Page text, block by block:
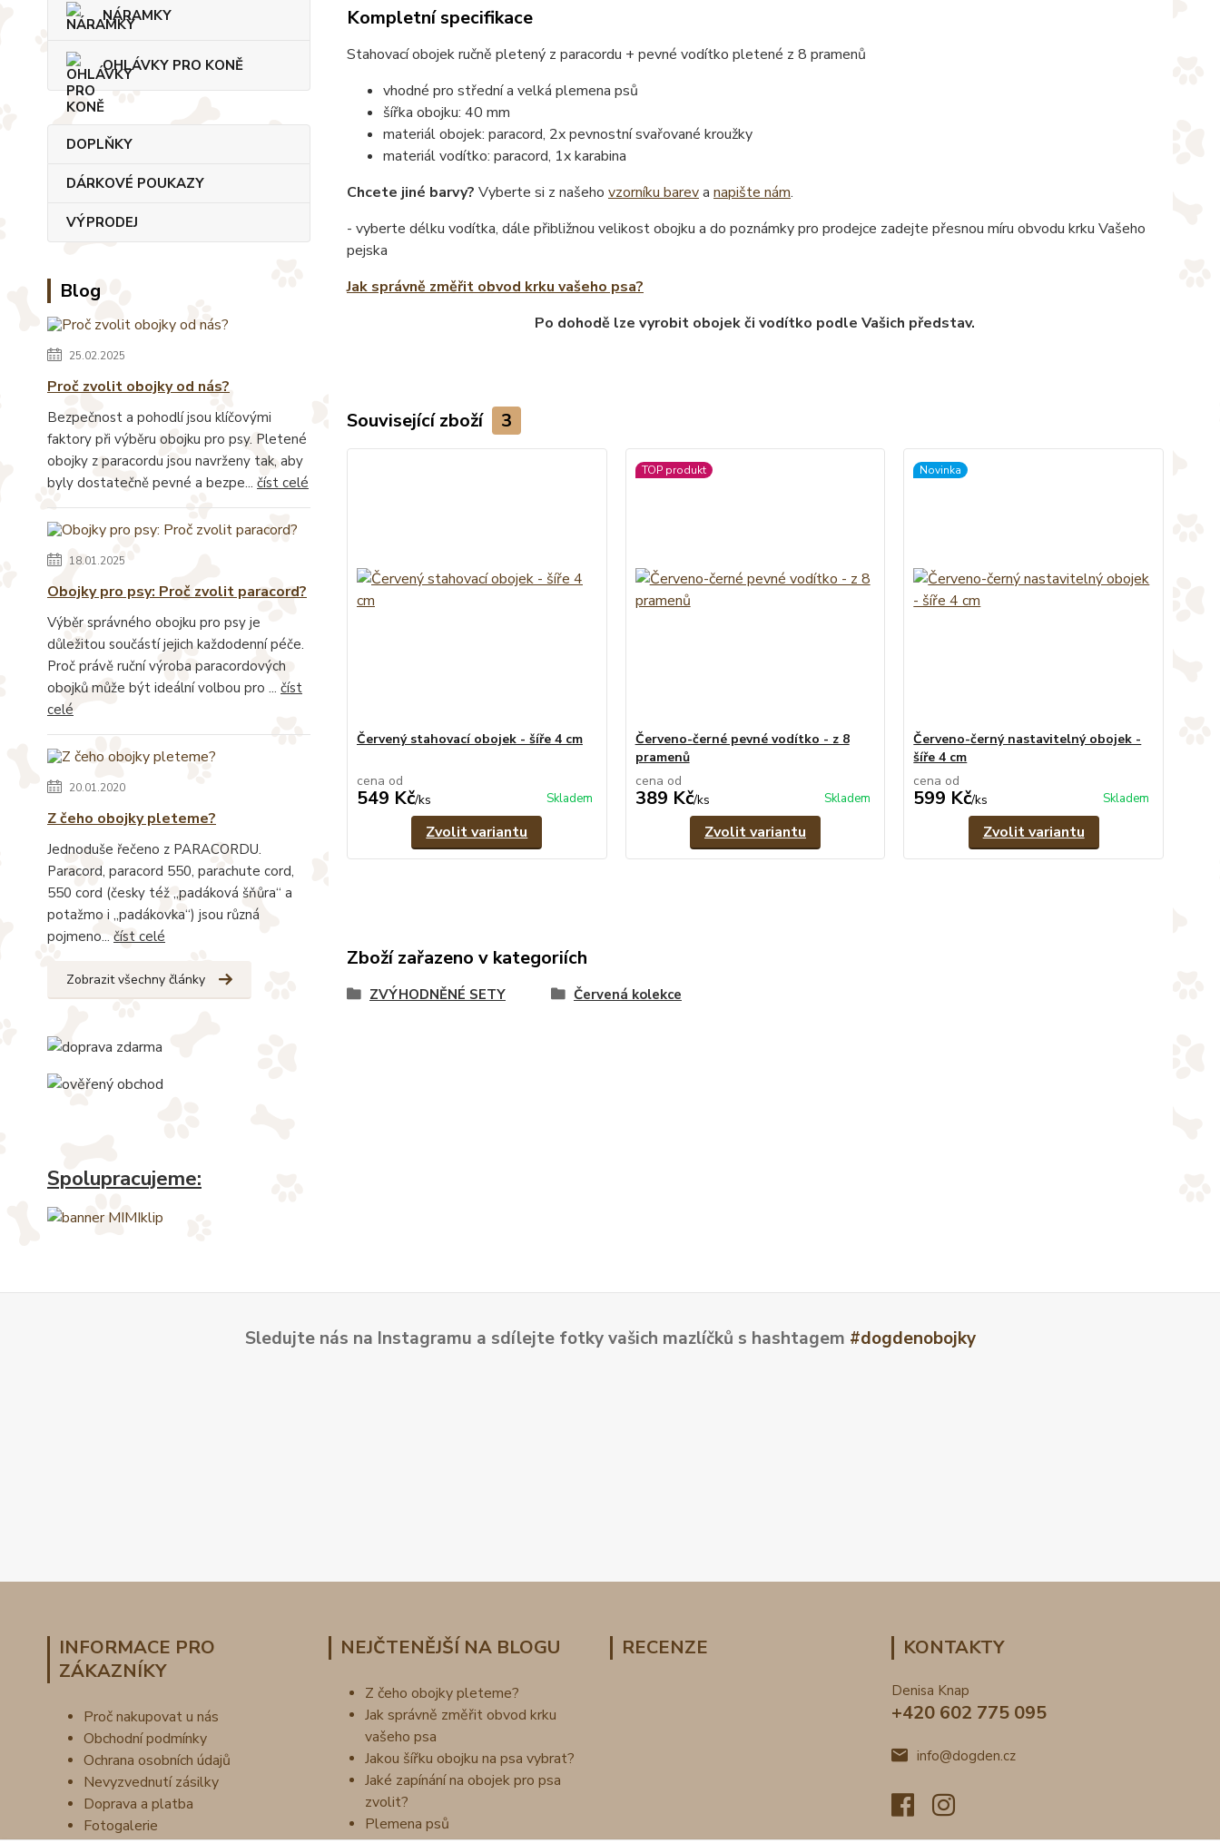
NÁRAMKY
OHLÁVKY PRO KONĚ
DOPLŇKY
DÁRKOVÉ POUKAZY
VÝPRODEJ
Blog
25.02.2025
Proč zvolit obojky od nás?
Bezpečnost a pohodlí jsou klíčovými
faktory při výběru obojku pro psy. Pletené
obojky z paracordu jsou navrženy tak, aby
byly dostatečně pevné a bezpe... číst celé
18.01.2025
Obojky pro psy: Proč zvolit paracord?
Výběr správného obojku pro psy je
důležitou součástí jejich každodenní péče.
Proč právě ruční výroba paracordových
obojků může být ideální volbou pro ... číst
celé
20.01.2020
Z čeho obojky pleteme?
Jednoduše řečeno z PARACORDU.
Paracord, paracord 550, parachute cord,
550 cord (česky též „padáková šňůra“ a
potažmo i „padákovka“) jsou různá
pojmeno... číst celé
Zobrazit všechny články
Spolupracujeme:
Kompletní specifikace
Stahovací obojek ručně pletený z paracordu + pevné vodítko pletené z 8 pramenů
vhodné pro střední a velká plemena psů
šířka obojku: 40 mm
materiál obojek: paracord, 2x pevnostní svařované kroužky
materiál vodítko: paracord, 1x karabina
Chcete jiné barvy? Vyberte si z našeho vzorníku bareva napište nám.
- vyberte délku vodítka, dále přibližnou velikost obojku a do poznámky pro prodejce zadejte přesnou míru obvodu krku Vašeho
pejska
Jak správně změřit obvod krku vašeho psa?
Po dohodě lze vyrobit obojek či vodítko podle Vašich představ.
Související zboží 3
Červený stahovací obojek - šíře 4 cm
cena od
549 Kč/ks Skladem
Zvolit variantu
TOP produkt
Červeno-černé pevné vodítko - z 8
pramenů
cena od
389 Kč/ks Skladem
Zvolit variantu
Novinka
Červeno-černý nastavitelný obojek -
šíře 4 cm
cena od
599 Kč/ks Skladem
Zvolit variantu
Zboží zařazeno v kategoriích
ZVÝHODNĚNÉ SETY Červená kolekce
Sledujte nás na Instagramu a sdílejte fotky vašich mazlíčků s hashtagem #dogdenobojky
INFORMACE PRO
ZÁKAZNÍKY
Proč nakupovat u nás
Obchodní podmínky
Ochrana osobních údajů
Nevyzvednutí zásilky
Doprava a platba
Fotogalerie
NEJČTENĚJŠÍ NA BLOGU
Z čeho obojky pleteme?
Jak správně změřit obvod krku
vašeho psa
Jakou šířku obojku na psa vybrat?
Jaké zapínání na obojek pro psa
zvolit?
Plemena psů
RECENZE KONTAKTY
Denisa Knap
+420 602 775 095
info@dogden.cz